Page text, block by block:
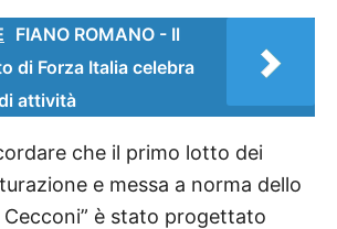
FIANO ROMANO - Il
di Forza Italia celebra
attività
che il primo lotto dei
e messa a norma dello
Cecconi” è stato progettato